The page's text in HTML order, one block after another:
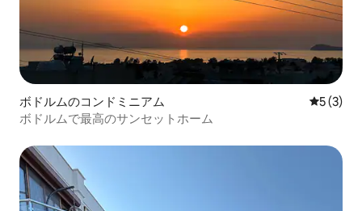
ボドルムのコンドミニアム レビュー
5 (3)
ボドルムで最高のサンセットホーム